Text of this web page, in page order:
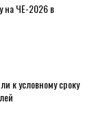
на ЧЕ-2026 в
к условному сроку